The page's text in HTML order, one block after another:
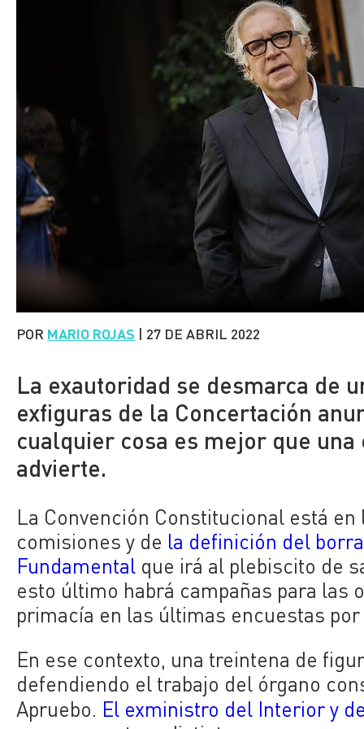
POR MARIO ROJAS | 27 DE ABRIL 2022
La exautoridad se desmarca de
exfiguras de la Concertación
cualquier cosa es mejor que
advierte.
La Convención Constitucional está
comisiones y de la definición del
Fundamental que irá al plebiscito de
esto último habrá campañas para las
primacía en las últimas encuestas
En ese contexto, una treintena de
defendiendo el trabajo del órgano
Apruebo. El exministro del Interior y